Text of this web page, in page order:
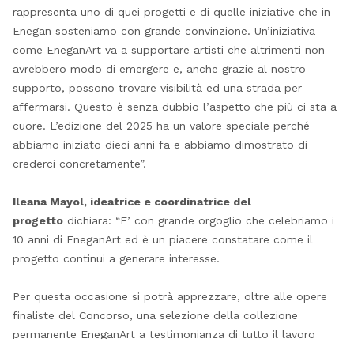
rappresenta uno di quei progetti e di quelle iniziative che in
Enegan sosteniamo con grande convinzione. Un’iniziativa
come EneganArt va a supportare artisti che altrimenti non
avrebbero modo di emergere e, anche grazie al nostro
supporto, possono trovare visibilità ed una strada per
affermarsi. Questo è senza dubbio l’aspetto che più ci sta a
cuore. L’edizione del 2025 ha un valore speciale perché
abbiamo iniziato dieci anni fa e abbiamo dimostrato di
crederci concretamente”.
Ileana Mayol, ideatrice e coordinatrice del
progettodichiara: “E’ con grande orgoglio che celebriamo i
10 anni di EneganArt ed è un piacere constatare come il
progetto continui a generare interesse.
Per questa occasione si potrà apprezzare, oltre alle opere
finaliste del Concorso, una selezione della collezione
permanente EneganArt a testimonianza di tutto il lavoro